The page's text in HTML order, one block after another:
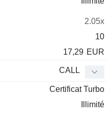
2.05x
10
17,29 EUR
CALL
Certificat Turbo
Illimité